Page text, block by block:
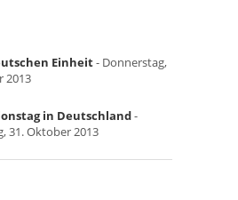
Einheit- Donnerstag,
2013
in Deutschland-
31. Oktober 2013